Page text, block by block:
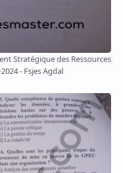
Stratégique des Ressources
- Fsjes Agdal